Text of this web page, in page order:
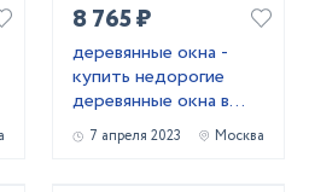
8 765 ₽
деревянные окна -
купить недорогие
деревянные окна в
Москве и
Московской области
7 апреля 2023 Москва